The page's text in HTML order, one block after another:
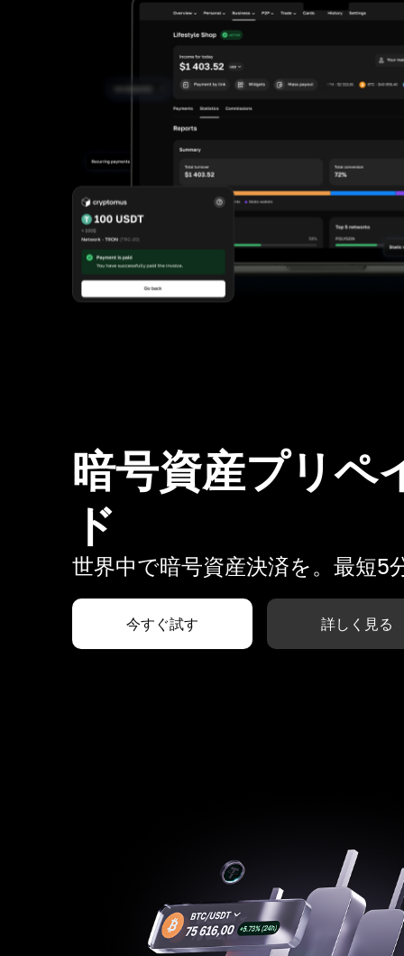
暗号資産プリペ
ド
世界中で暗号資産決済を。最短5
今すぐ試す 詳しく見る